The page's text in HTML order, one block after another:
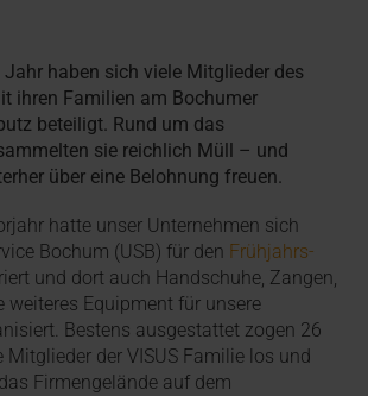
haben sich viele Mitglieder des
ihren Familien am Bochumer
beteiligt. Rund um das
sie reichlich Müll – und
über eine Belohnung freuen.
hatte unser Unternehmen sich
Bochum (USB) für den Frühjahrs-
und dort auch Handschuhe, Zangen,
weiteres Equipment für unsere
Bestens ausgestattet zogen 26
Mitglieder der VISUS Familie los und
Firmengelände auf dem